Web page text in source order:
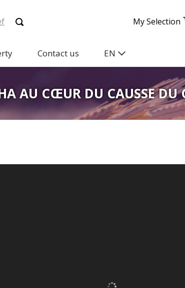
My Selection
Contact us EN
AU CŒUR DU CAUSSE DU